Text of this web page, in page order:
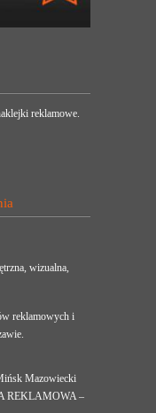
reklamowe.
wizualna,
reklamowych i
Mazowiecki
REKLAMOWA –